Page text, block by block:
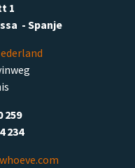
1
- Spanje
259
234